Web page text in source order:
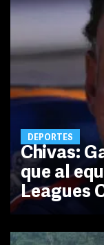
DEPORTES
Chivas:
que al
Leagues